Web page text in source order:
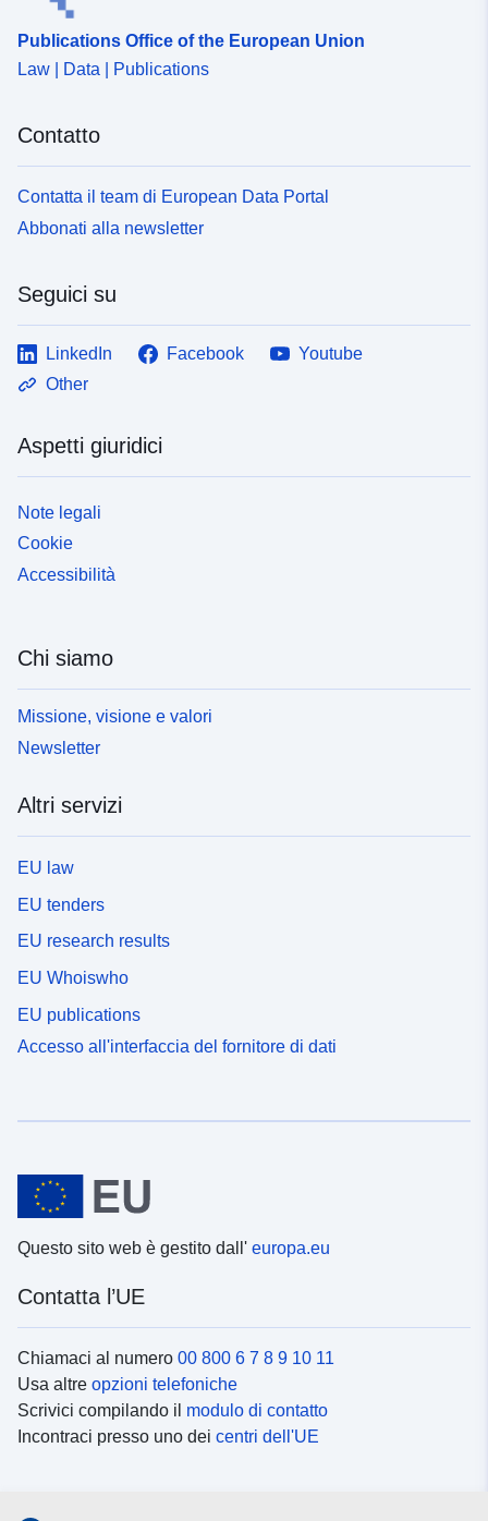
Publications Office of the European Union
Law | Data | Publications
Contatto
Contatta il team di European Data Portal
Abbonati alla newsletter
Seguici su
LinkedIn Facebook
Youtube
Other
Aspetti giuridici
Note legali
Cookie
Accessibilità
Chi siamo
Missione, visione e valori
Newsletter
Altri servizi
EU law
EU tenders
EU research results
EU Whoiswho
EU publications
Accesso all'interfaccia del fornitore di dati
Questo sito web è gestito dall' europa.eu
Contatta l’UE
Chiamaci al numero 00 800 6 7 8 9 10 11
Usa altre opzioni telefoniche
Scrivici compilando il modulo di contatto
Incontraci presso uno dei centri dell'UE